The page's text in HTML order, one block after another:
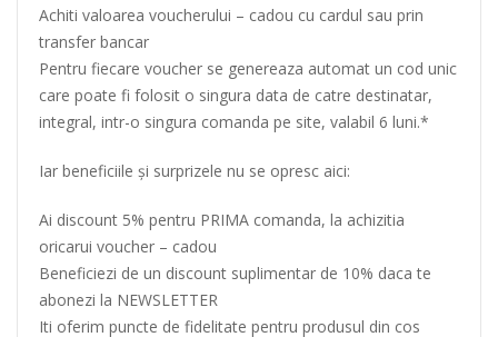
Achiti valoarea voucherului – cadou cu cardul sau prin
transfer bancar
Pentru fiecare voucher se genereaza automat un cod unic
care poate fi folosit o singura data de catre destinatar,
integral, intr-o singura comanda pe site, valabil 6 luni.*
Iar beneficiile și surprizele nu se opresc aici:
Ai discount 5% pentru PRIMA comanda, la achizitia
oricarui voucher – cadou
Beneficiezi de un discount suplimentar de 10% daca te
abonezi la NEWSLETTER
Iti oferim puncte de fidelitate pentru produsul din cos